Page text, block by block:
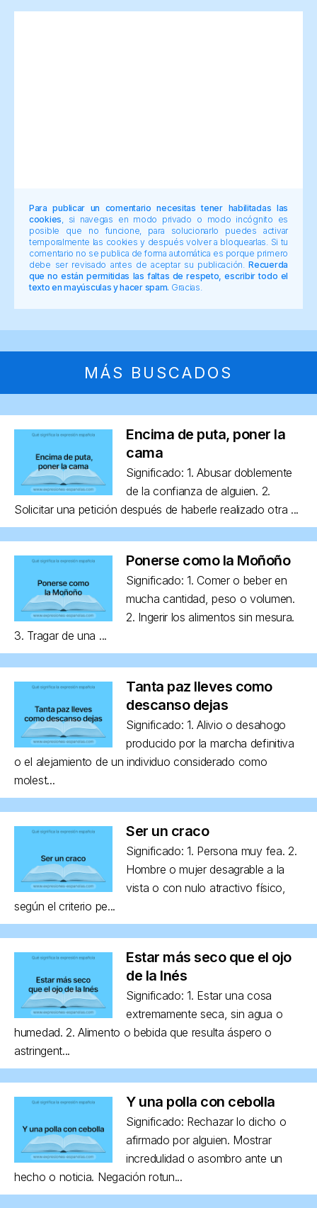
Para publicar un comentario necesitas tener habilitadas las
cookies , si navegas en modo privado o modo incógnito es
posible que no funcione, para solucionarlo puedes activar
temporalmente las cookies y después volver a bloquearlas. Si tu
comentario no se publica de forma automática es porque primero
debe ser revisado antes de aceptar su publicación.Recuerda
que no están permitidas las faltas de respeto, escribir todo el
texto en mayúsculas y hacer spam. Gracias.
MÁS BUSCADOS
Encima de puta, poner la
cama
Significado: 1. Abusar doblemente
de la confianza de alguien. 2.
Solicitar una petición después de haberle realizado otra ...
Ponerse como la Moñoño
Significado: 1. Comer o beber en
mucha cantidad, peso o volumen.
2. Ingerir los alimentos sin mesura.
3. Tragar de una ...
Tanta paz lleves como
descanso dejas
Significado: 1. Alivio o desahogo
producido por la marcha definitiva
o el alejamiento de un individuo considerado como
molest...
Ser un craco
Significado: 1. Persona muy fea. 2.
Hombre o mujer desagrable a la
vista o con nulo atractivo físico,
según el criterio pe...
Estar más seco que el ojo
de la Inés
Significado: 1. Estar una cosa
extremamente seca, sin agua o
humedad. 2. Alimento o bebida que resulta áspero o
astringent...
Y una polla con cebolla
Significado: Rechazar lo dicho o
afirmado por alguien. Mostrar
incredulidad o asombro ante un
hecho o noticia. Negación rotun...